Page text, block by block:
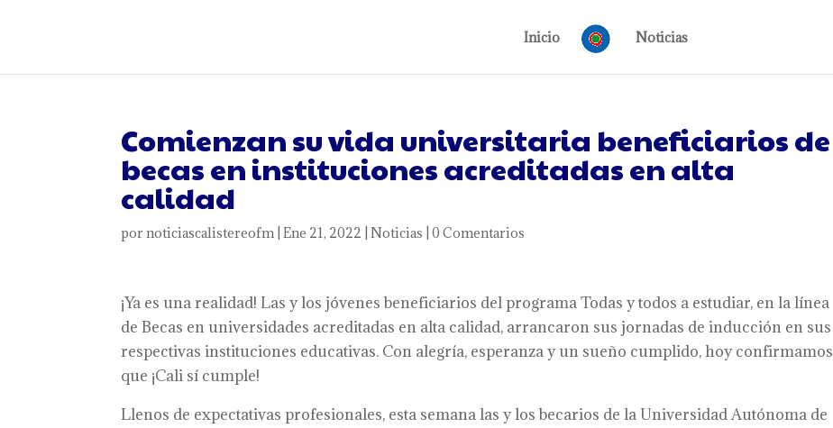
Inicio Noticias
Comienzan su vida universitaria beneficiarios de
becas en instituciones acreditadas en alta
calidad
pornoticiascalistereofm|Ene 21, 2022 |Noticias |0 Comentarios
¡Ya es una realidad! Las y los jóvenes beneficiarios del programa Todas y todos a estudiar, en la línea
de Becas en universidades acreditadas en alta calidad, arrancaron sus jornadas de inducción en sus
respectivas instituciones educativas. Con alegría, esperanza y un sueño cumplido, hoy confirmamos
que ¡Cali sí cumple!
Llenos de expectativas profesionales, esta semana las y los becarios de la Universidad Autónoma de